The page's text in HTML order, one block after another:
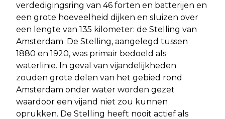
verdedigingsring van 46 forten en batterijen en
een grote hoeveelheid dijken en sluizen over
een lengte van 135 kilometer: de Stelling van
Amsterdam. De Stelling, aangelegd tussen
1880 en 1920, was primair bedoeld als
waterlinie. In geval van vijandelijkheden
zouden grote delen van het gebied rond
Amsterdam onder water worden gezet
waardoor een vijand niet zou kunnen
oprukken. De Stelling heeft nooit actief als